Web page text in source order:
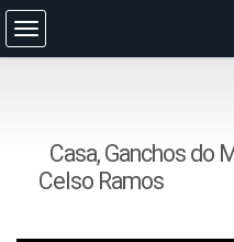
Casa, Ganchos do
Celso Ramos